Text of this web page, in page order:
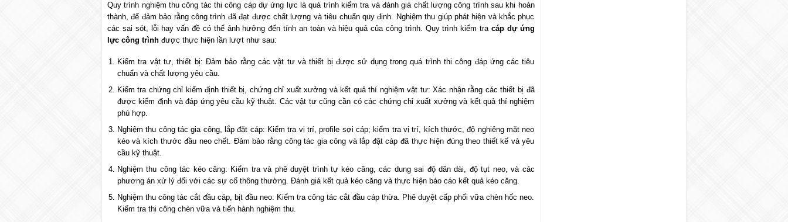
Quy trình nghiệm thu công tác thi công cáp dự ứng lực là quá trình kiểm tra và đánh giá chất lượng công trình sau khi hoàn
thành, để đảm bảo rằng công trình đã đạt được chất lượng và tiêu chuẩn quy định. Nghiệm thu giúp phát hiện và khắc phục
các sai sót, lỗi hay vấn đề có thể ảnh hưởng đến tính an toàn và hiệu quả của công trình. Quy trình kiểm tra cáp dự ứng
lực công trình được thực hiện lần lượt như sau:
Kiểm tra vật tư, thiết bị: Đảm bảo rằng các vật tư và thiết bị được sử dụng trong quá trình thi công đáp ứng các tiêu
chuẩn và chất lượng yêu cầu.
Kiểm tra chứng chỉ kiểm định thiết bị, chứng chỉ xuất xưởng và kết quả thí nghiệm vật tư: Xác nhận rằng các thiết bị đã
được kiểm định và đáp ứng yêu cầu kỹ thuật. Các vật tư cũng cần có các chứng chỉ xuất xưởng và kết quả thí nghiệm
phù hợp.
Nghiệm thu công tác gia công, lắp đặt cáp: Kiểm tra vị trí, profile sợi cáp; kiểm tra vị trí, kích thước, độ nghiêng mặt neo
kéo và kích thước đầu neo chết. Đảm bảo rằng công tác gia công và lắp đặt cáp đã thực hiện đúng theo thiết kế và yêu
cầu kỹ thuật.
Nghiệm thu công tác kéo căng: Kiểm tra và phê duyệt trình tự kéo căng, các dung sai độ dãn dài, độ tụt neo, và các
phương án xử lý đối với các sự cố thông thường. Đánh giá kết quả kéo căng và thực hiện báo cáo kết quả kéo căng.
Nghiệm thu công tác cắt đầu cáp, bịt đầu neo: Kiểm tra công tác cắt đầu cáp thừa. Phê duyệt cấp phối vữa chèn hốc neo.
Kiểm tra thi công chèn vữa và tiến hành nghiệm thu.